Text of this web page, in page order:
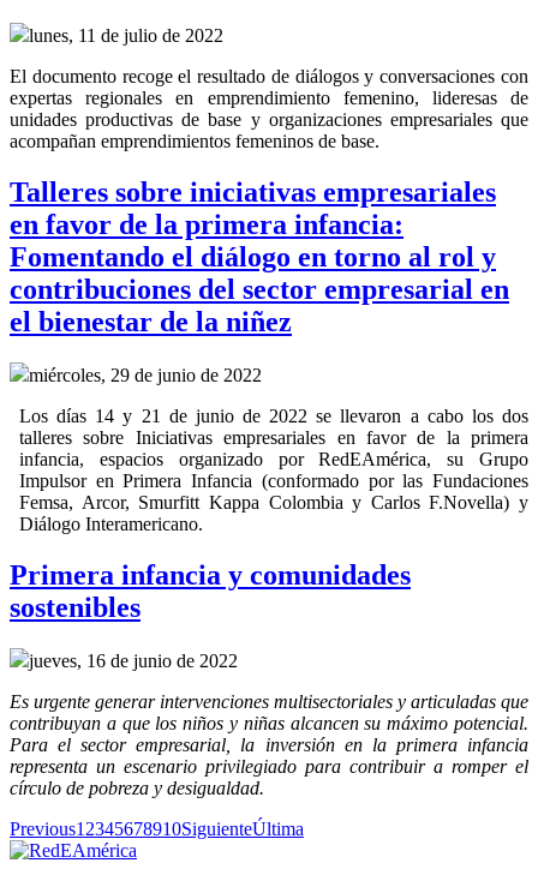
lunes, 11 de julio de 2022
El documento recoge el resultado de diálogos y conversaciones con
expertas regionales en emprendimiento femenino, lideresas de
unidades productivas de base y organizaciones empresariales que
acompañan emprendimientos femeninos de base.
Talleres sobre iniciativas empresariales
en favor de la primera infancia:
Fomentando el diálogo en torno al rol y
contribuciones del sector empresarial en
el bienestar de la niñez
miércoles, 29 de junio de 2022
Los días 14 y 21 de junio de 2022 se llevaron a cabo los dos
talleres sobre Iniciativas empresariales en favor de la primera
infancia, espacios organizado por RedEAmérica, su Grupo
Impulsor en Primera Infancia (conformado por las Fundaciones
Femsa, Arcor, Smurfitt Kappa Colombia y Carlos F.Novella) y
Diálogo Interamericano.
Primera infancia y comunidades
sostenibles
jueves, 16 de junio de 2022
Es urgente generar intervenciones multisectoriales y articuladas que
contribuyan a que los niños y niñas alcancen su máximo potencial.
Para el sector empresarial, la inversión en la primera infancia
representa un escenario privilegiado para contribuir a romper el
círculo de pobreza y desigualdad.
Previous1 2345678910SiguienteÚltima